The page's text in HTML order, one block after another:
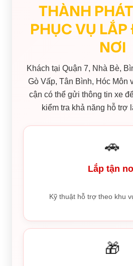
THÀNH
PHỤC VỤ
NƠI
Khách tại Quận 7, Nhà Bè,
Gò Vấp, Tân Bình, Hóc Môn
cận có thể gửi thông tin xe
kiểm tra khả năng hỗ trợ
🚗
Lắp tận
Kỹ thuật hỗ trợ theo khu
🎁